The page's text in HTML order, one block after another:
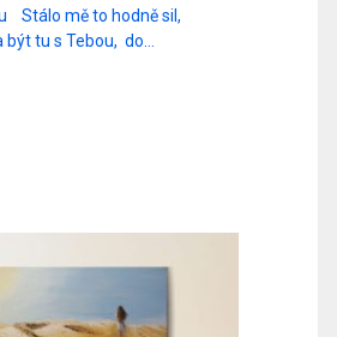
Stálo mě to hodně sil,
být tu s Tebou, do…